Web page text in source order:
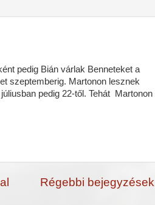
pedig Bián várlak Benneteket a
szeptemberig. Martonon lesznek
pedig 22-től. Tehát Martonon
Régebbi bejegyzések